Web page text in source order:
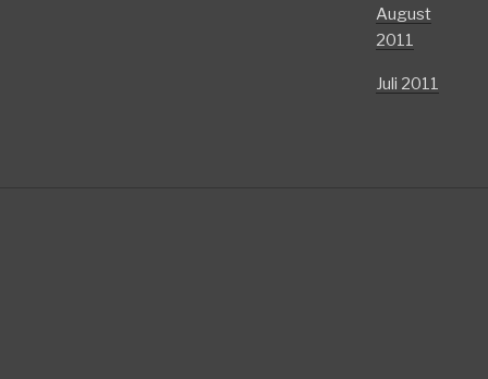
August
2011
Juli 2011